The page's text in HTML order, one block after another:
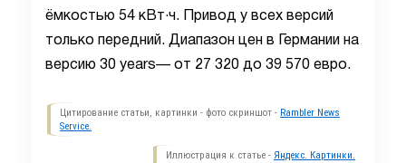
ёмкостью 54 кВт·ч. Привод у всех версий
только передний. Диапазон цен в Германии на
версию 30 years— от 27 320 до 39 570 евро.
Цитирование статьи, картинки - фото скриншот - Rambler News
Service.
Иллюстрация к статье - Яндекс. Картинки.